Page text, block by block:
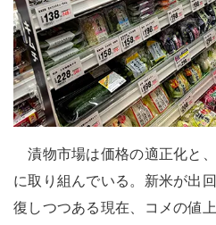
漬物市場は価格の適正化と
に取り組んでいる。新米が出
復しつつある現在、コメの値